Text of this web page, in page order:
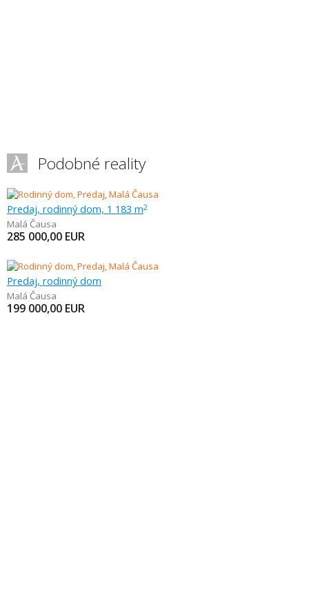
Podobné reality
Predaj, rodinný dom, 1 183 m2
Malá Čausa
285 000,00 EUR
Predaj, rodinný dom
Malá Čausa
199 000,00 EUR